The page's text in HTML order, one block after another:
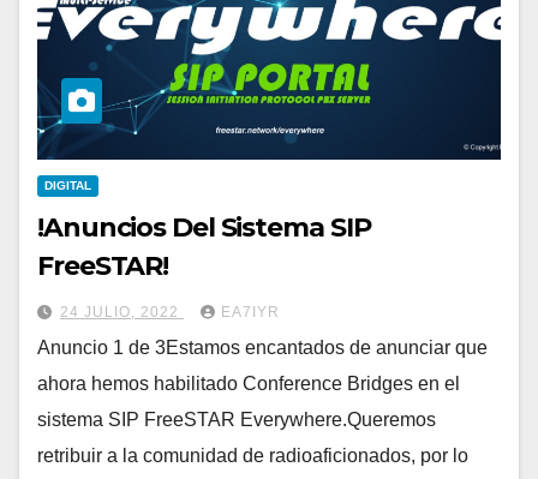
DIGITAL
!Anuncios Del Sistema SIP
FreeSTAR!
24 JULIO, 2022 EA7IYR
Anuncio 1 de 3Estamos encantados de anunciar que
ahora hemos habilitado Conference Bridges en el
sistema SIP FreeSTAR Everywhere.Queremos
retribuir a la comunidad de radioaficionados, por lo